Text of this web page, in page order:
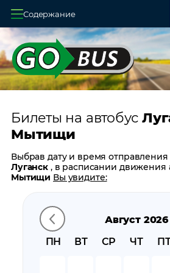
Содержание
Главная
О системе
Оплата и доставка
Возврат билетов
Заказ автобуса
Контакты
Билеты на автобус
Мытищи
Август 2026
ПН
ВТ СР ЧТ
Выбрав дату и время отправления
Луганск , в расписании движения
Мытищи Вы увидите:
время прибытия
время в пути
цену билета